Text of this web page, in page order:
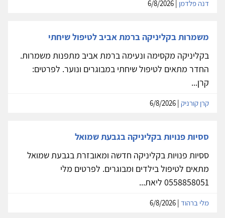
דנה פלדמן
משמרות בקליניקה ברמת אביב לטיפול שיחתי
בקליניקה מקסימה ונעימה ברמת אביב מתפנות משמרות.
החדר מתאים לטיפול שיחתי במבוגרים ונוער. לפרטים:
קרן...
קרן קורניק
ססיות פנויות בקליניקה בגבעת שמואל
ססיות פנויות בקליניקה חדשה ומאובזרת בגבעת שמואל
מתאים לטיפול בילדים ומבוגרים. לפרטים מלי
0558858051 ליאת...
מלי ברהוד